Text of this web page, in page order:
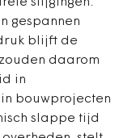
gespannen
blijft de
daarom
in
bouwprojecten
slappe tijd